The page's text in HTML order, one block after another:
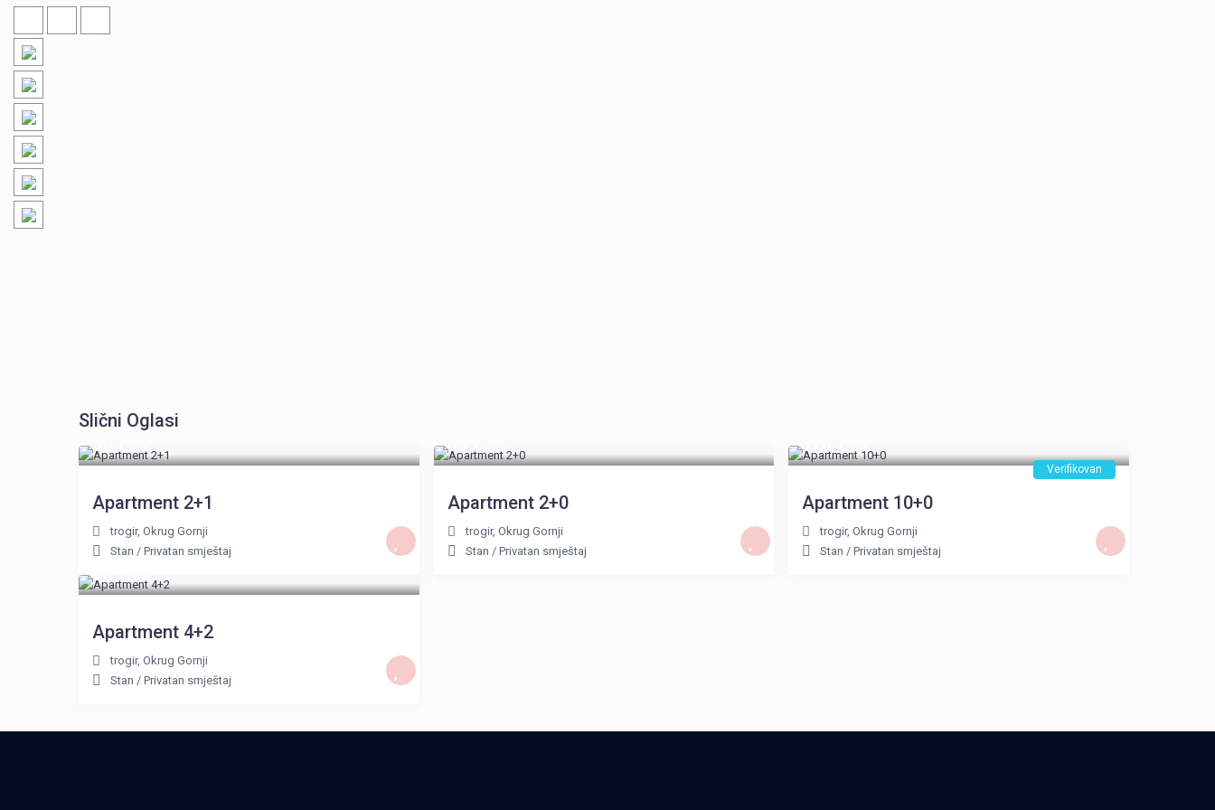
Slični Oglasi
35 €
Apartment 2+1
trogir, Okrug Gornji
Stan / Privatan smještaj
35 €
Apartment 2+0
trogir, Okrug Gornji
Stan / Privatan smještaj
120 €
Verifikovan
Apartment 10+0
trogir,Okrug Gornji
Stan /Privatan smještaj
60 €
Apartment 4+2
trogir, Okrug Gornji
Stan / Privatan smještaj